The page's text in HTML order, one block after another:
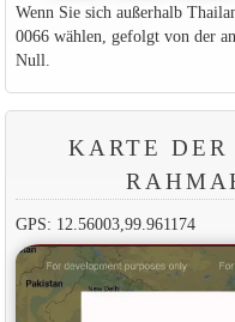
Wenn Sie sich außerhalb
0066 wählen, gefolgt von der
Null.
KARTE DER
GPS: 12.56003,99.961174